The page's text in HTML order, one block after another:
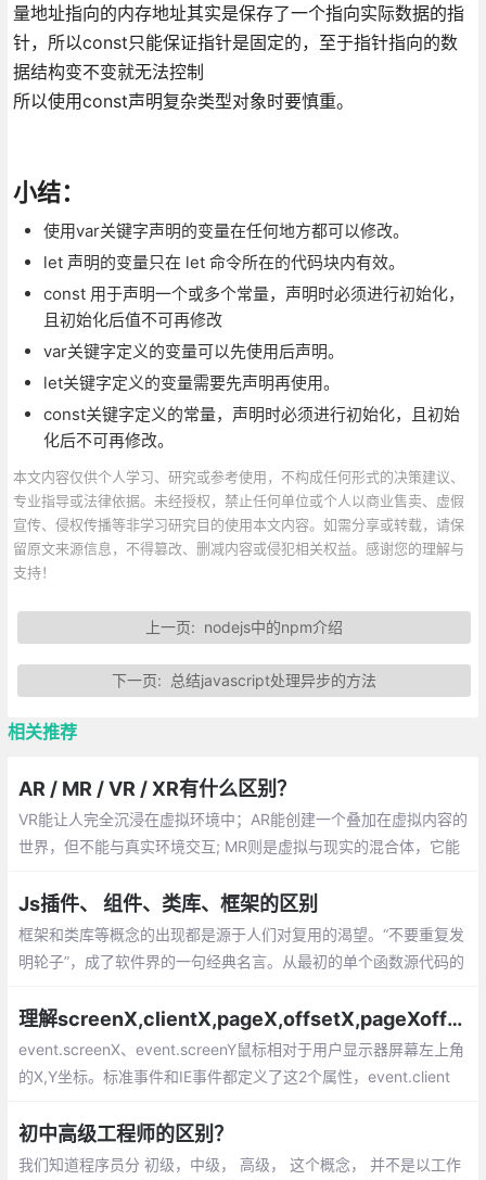
量地址指向的内存地址其实是保存了一个指向实际数据的指
针，所以const只能保证指针是固定的，至于指针指向的数
据结构变不变就无法控制
所以使用const声明复杂类型对象时要慎重。
小结：
使用var关键字声明的变量在任何地方都可以修改。
let 声明的变量只在 let 命令所在的代码块内有效。
const 用于声明一个或多个常量，声明时必须进行初始化，
且初始化后值不可再修改
var关键字定义的变量可以先使用后声明。
let关键字定义的变量需要先声明再使用。
const关键字定义的常量，声明时必须进行初始化，且初始
化后不可再修改。
本文内容仅供个人学习、研究或参考使用，不构成任何形式的决策建议、
专业指导或法律依据。未经授权，禁止任何单位或个人以商业售卖、虚假
宣传、侵权传播等非学习研究目的使用本文内容。如需分享或转载，请保
留原文来源信息，不得篡改、删减内容或侵犯相关权益。感谢您的理解与
支持！
上一页: nodejs中的npm介绍
下一页: 总结javascript处理异步的方法
相关推荐
AR / MR / VR / XR有什么区别？
VR能让人完全沉浸在虚拟环境中；AR能创建一个叠加在虚拟内容的
世界，但不能与真实环境交互; MR则是虚拟与现实的混合体，它能
“现实”（AR，VR，MR）的术语。
Js插件、 组件、类库、框架的区别
框架和类库等概念的出现都是源于人们对复用的渴望。“不要重复发
明轮子”，成了软件界的一句经典名言。从最初的单个函数源代码的
理解screenX,clientX,pageX,offsetX,pageXoffset的区别
event.screenX、event.screenY鼠标相对于用户显示器屏幕左上角
的X,Y坐标。标准事件和IE事件都定义了这2个属性，event.client
初中高级工程师的区别？
我们知道程序员分 初级，中级， 高级， 这个概念， 并不是以工作